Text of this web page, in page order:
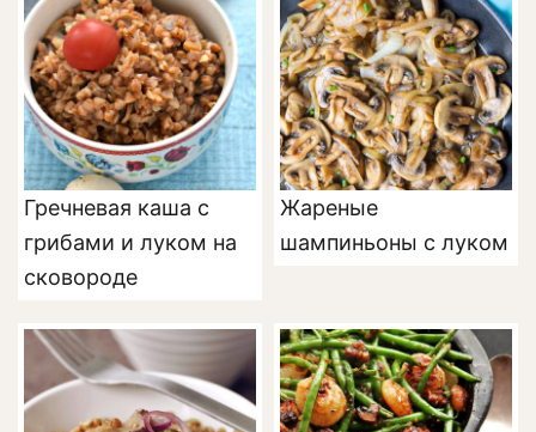
Гречневая каша с
грибами и луком на
сковороде
Жареные
шампиньоны с луком